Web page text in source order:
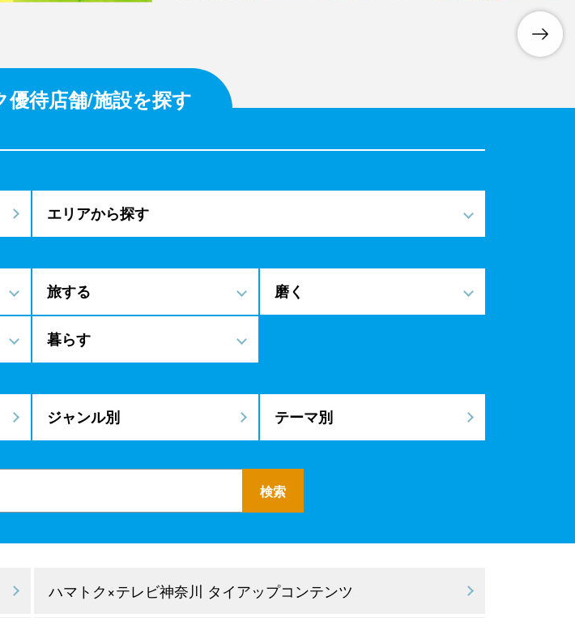
優待店舗/施設を探す
エリアから探す
旅する 磨く
暮らす
ジャンル別 テーマ別
ハマトク×テレビ神奈川 タイアップコンテンツ